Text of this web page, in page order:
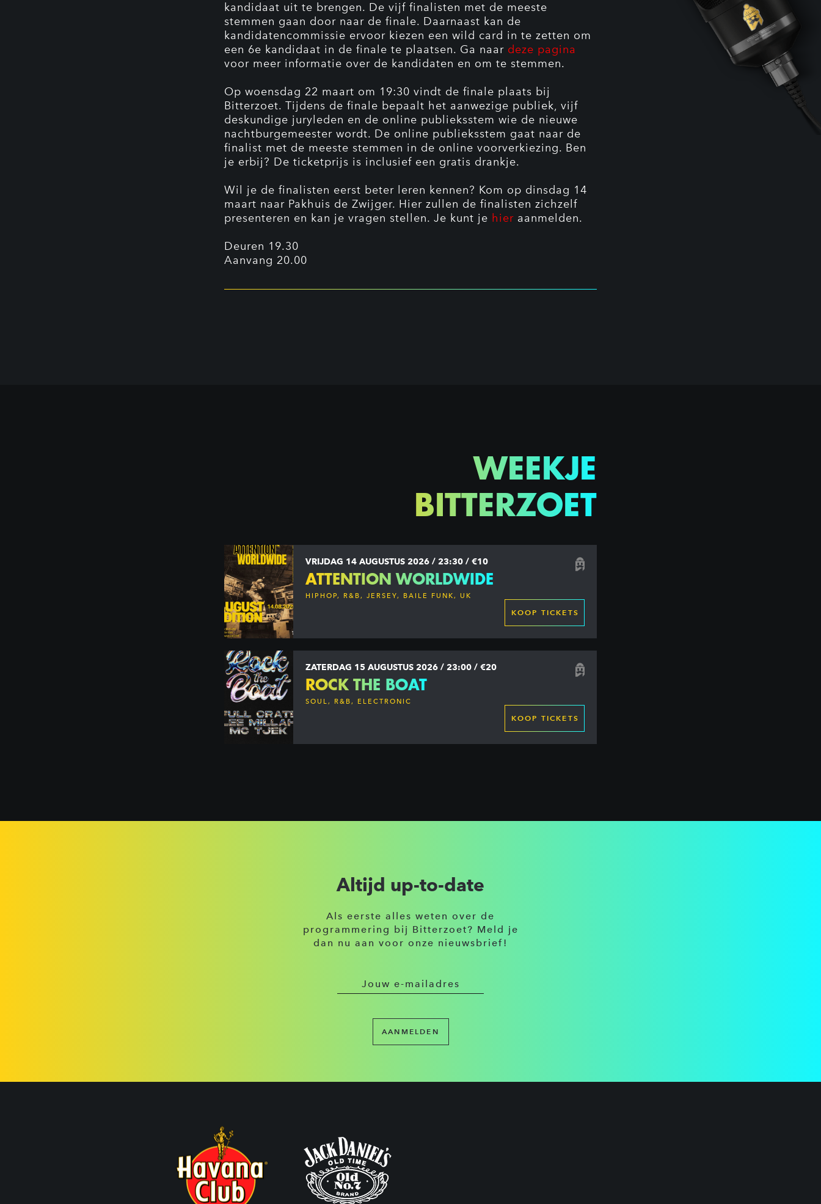
kandidaat uit te brengen. De vijf finalisten met de meeste
stemmen gaan door naar de finale. Daarnaast kan de
kandidatencommissie ervoor kiezen een wild card in te zetten om
een 6e kandidaat in de finale te plaatsen. Ga naar deze pagina
voor meer informatie over de kandidaten en om te stemmen.
Op woensdag 22 maart om 19:30 vindt de finale plaats bij
Bitterzoet. Tijdens de finale bepaalt het aanwezige publiek, vijf
deskundige juryleden en de online publieksstem wie de nieuwe
nachtburgemeester wordt. De online publieksstem gaat naar de
finalist met de meeste stemmen in de online voorverkiezing. Ben
je erbij? De ticketprijs is inclusief een gratis drankje.
Wil je de finalisten eerst beter leren kennen? Kom op dinsdag 14
maart naar Pakhuis de Zwijger. Hier zullen de finalisten zichzelf
presenteren en kan je vragen stellen. Je kunt je hier aanmelden.
Deuren 19.30
Aanvang 20.00
WEEKJE
BITTERZOET
VRIJDAG 14 AUGUSTUS 2026 / 23:30 / €10
ATTENTION WORLDWIDE
HIPHOP, R&B, JERSEY, BAILE FUNK, UK
KOOP TICKETS
ZATERDAG 15 AUGUSTUS 2026 / 23:00 / €20
ROCK THE BOAT
SOUL, R&B, ELECTRONIC
KOOP TICKETS
Altijd up-to-date
Als eerste alles weten over de
programmering bij Bitterzoet? Meld je
dan nu aan voor onze nieuwsbrief!
AANMELDEN